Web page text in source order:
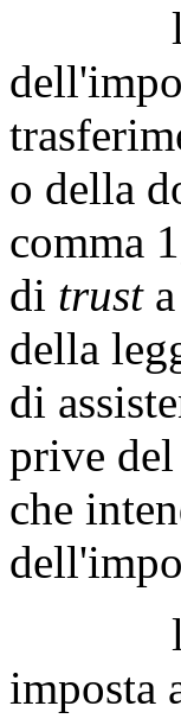
la
o della
comma
di trusta
della
di
prive
che
imposta